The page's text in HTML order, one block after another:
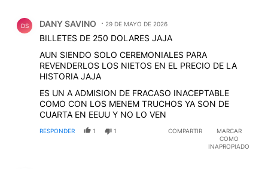
DS DANY SAVINO 29 DE MAYO DE 2026
BILLETES DE 250 DOLARES JAJA
AUN SIENDO SOLO CEREMONIALES PARA
REVENDERLOS LOS NIETOS EN EL PRECIO DE LA
HISTORIA JAJA
ES UN A ADMISION DE FRACASO INACEPTABLE
COMO CON LOS MENEM TRUCHOS YA SON DE
CUARTA EN EEUU Y NO LO VEN
RESPONDER 1 1 COMPARTIR
MARCAR
COMO
INAPROPIADO